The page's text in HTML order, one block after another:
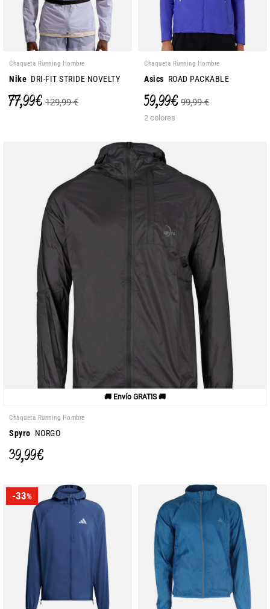
Chaqueta Running Hombre
Nike DRI-FIT STRIDE NOVELTY
77,99 € 129,99 €
Chaqueta Running Hombre
Asics ROAD PACKABLE
59,99 € 99,99 €
2 colores
🚚 Envío GRATIS 🚚
Chaqueta Running Hombre
Spyro NORGO
39,99 €
-33%